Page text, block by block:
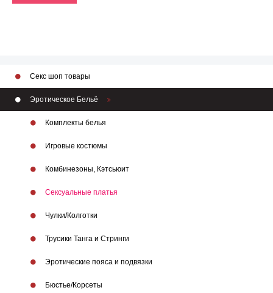
Секс шоп товары
Эротическое Бельё
Комплекты белья
Игровые костюмы
Комбинезоны, Кэтсьюит
Сексуальные платья
Чулки/Колготки
Трусики Танга и Стринги
Эротические пояса и подвязки
Бюстье/Корсеты